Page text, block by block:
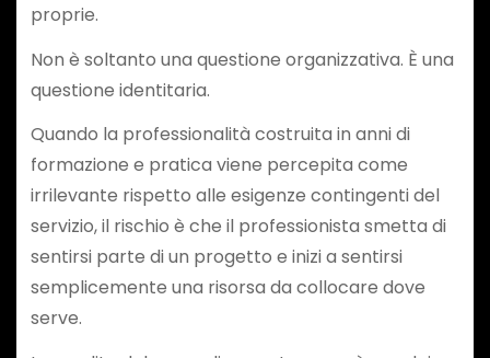
proprie.
Non è soltanto una questione organizzativa. È una
questione identitaria.
Quando la professionalità costruita in anni di
formazione e pratica viene percepita come
irrilevante rispetto alle esigenze contingenti del
servizio, il rischio è che il professionista smetta di
sentirsi parte di un progetto e inizi a sentirsi
semplicemente una risorsa da collocare dove
serve.